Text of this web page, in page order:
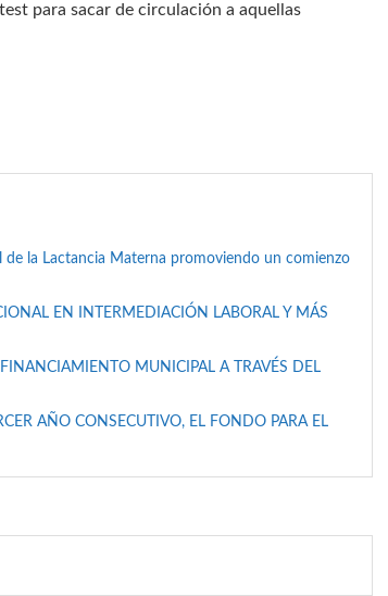
para sacar de circulación a aquellas
de la Lactancia Materna promoviendo un comienzo
EN INTERMEDIACIÓN LABORAL Y MÁS
MUNICIPAL A TRAVÉS DEL
AÑO CONSECUTIVO, EL FONDO PARA EL